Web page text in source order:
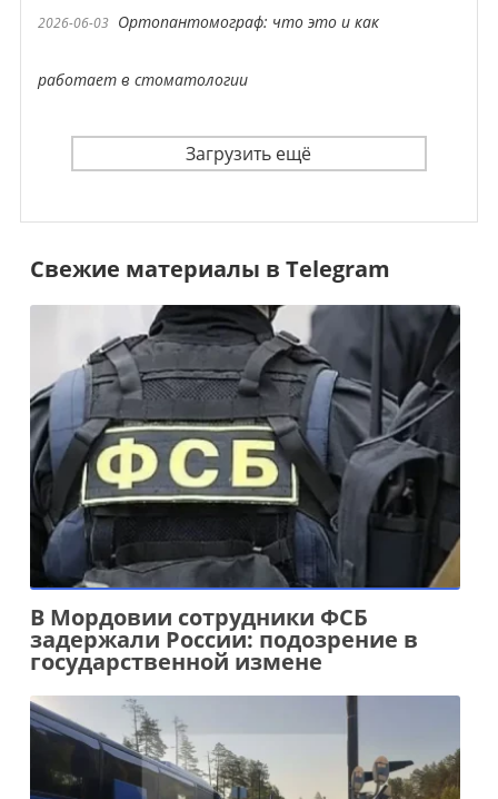
2026-06-03 Ортопантомограф: что это и как
работает в стоматологии
Загрузить ещё
Свежие материалы в Telegram
В Мордовии сотрудники ФСБ
задержали России: подозрение в
государственной измене